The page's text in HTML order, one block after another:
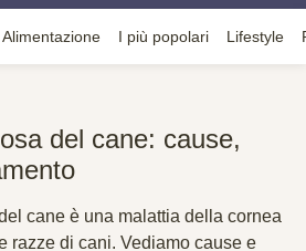
Alimentazione I più popolari Lifestyle
del cane: cause,
cane è una malattia della cornea
razze di cani. Vediamo cause e